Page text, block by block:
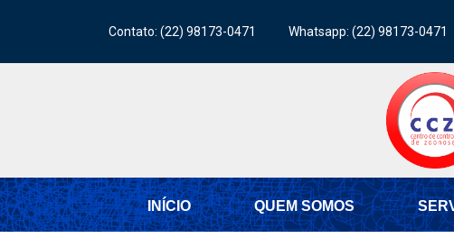
Contato: (22) 98173-0471 Whatsapp: (22) 98173-0471
INÍCIO QUEM SOMOS